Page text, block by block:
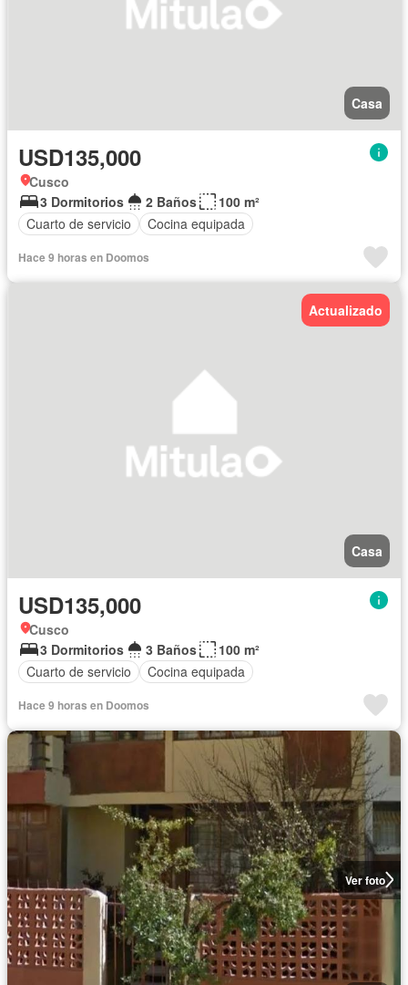
Casa
USD135,000
Cusco
3 Dormitorios
2 Baños
100 m²
Cuarto de servicio
Cocina equipada
Hace 9 horas en Doomos
Actualizado
Casa
USD135,000
Cusco
3 Dormitorios
3 Baños
100 m²
Cuarto de servicio
Cocina equipada
Hace 9 horas en Doomos
Ver foto